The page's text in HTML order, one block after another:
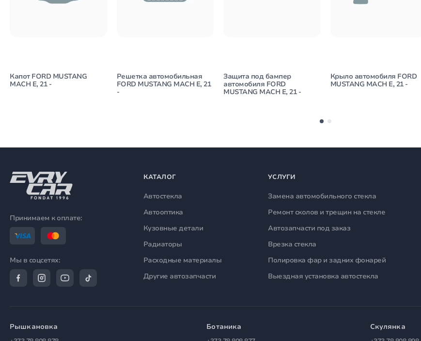
Капот FORD MUSTANG
MACH E, 21 -
Решетка автомобильная
FORD MUSTANG MACH E, 21
-
Защита под бампер
автомобиля FORD
MUSTANG MACH E, 21 -
Крыло автомобиля FORD
MUSTANG MACH E, 21 -
Принимаем к оплате:
Мы в соцсетях:
КАТАЛОГ
Автостекла
Автооптика
Кузовные детали
Радиаторы
Расходные материалы
Другие автозапчасти
УСЛУГИ
Замена автомобильного стекла
Ремонт сколов и трещин на стекле
Автозапчасти под заказ
Врезка стекла
Полировка фар и задних фонарей
Выездная установка автостекла
Рышкановка
Ботаника
Скулянка